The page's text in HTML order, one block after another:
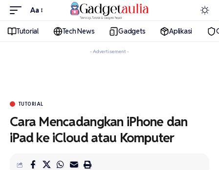
Aa
Tutorial Tech News Gadgets Aplikasi
- Advertisement -
TUTORIAL
Cara Mencadangkan iPhone dan
iPad ke iCloud atau Komputer